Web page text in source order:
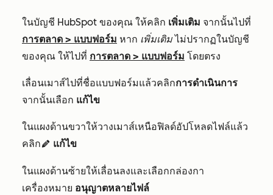
ในบัญชี HubSpot ของคุณ ให้คลิก เพิ่มเติม จากนั้นไปที่
การตลาด > แบบฟอร์ม หาก เพิ่มเติมไม่ปรากฏในบัญชี
ของคุณ ให้ไปที่ การตลาด > แบบฟอร์ม โดยตรง
เลื่อนเมาส์ไปที่ชื่อแบบฟอร์มแล้วคลิกการดำเนินการ
จากนั้นเลือก แก้ไข
ในแผงด้านขวาให้วางเมาส์เหนือฟิลด์อัปโหลดไฟล์แล้ว
คลิกedit แก้ไข
ในแผงด้านซ้ายให้เลื่อนลงและเลือกกล่องกา
เครื่องหมาย อนุญาตหลายไฟล์